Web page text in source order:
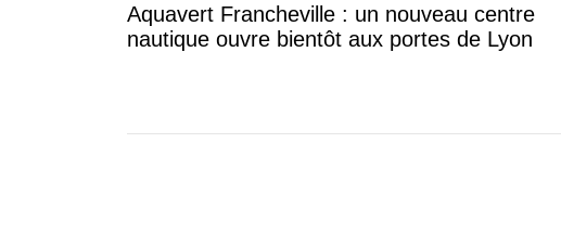
Aquavert Francheville : un nouveau centre
nautique ouvre bientôt aux portes de Lyon